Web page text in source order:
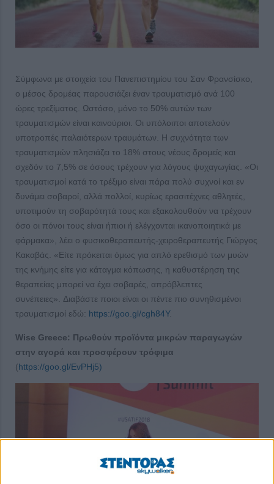
Σύμφωνα με στοιχεία του Πανεπιστημίου του Σαν Φρανσίσκο,
ο μέσος δρομέας παρουσιάζει έναν τραυματισμό ανά 100
ώρες τρεξίματος. Ωστόσο, μόνο το 50% αυτών των
τραυματισμών είναι καινούριοι. Οι υπόλοιποι αποτελούν
υποτροπές παλαιότερων τραυμάτων. Η συχνότητα των
τραυματισμών πλησιάζει το 18% στους νέους δρομείς και
σχεδόν το 7,5% σε όσους τρέχουν για λόγους ψυχαγωγίας. «Οι
τραυματισμοί κατά το τρέξιμο είναι πάρα πολύ συχνοί και εν
δυνάμει σοβαροί, αλλά πολλοί, κυρίως ερασιτέχνες αθλητές,
υποτιμούν τη σοβαρότητά τους και εξακολουθούν να τρέχουν
όσο οι πόνοι τους είναι ήπιοι ή ελέγχονται ικανοποιητικά με
φάρμακα», λέει ο φυσικοθεραπευτής-χειροθεραπευτής Γιώργος
Κακαβάς. «Είτε πρόκειται όμως για απλό ερεθισμό των μυών
της κνήμης είτε για κάταγμα κόπωσης, η καθυστέρηση της
θεραπείας μπορεί να έχει σοβαρές, απρόβλεπτες
συνέπειες». Διαβάστε ποιοι είναι οι πέντε πιο συνηθισμένοι
τραυματισμοί εδώ: https://goo.gl/cgh84Y.
Wise Greece: Πρωθούν προϊόντα μικρών παραγωγών
στην αγορά και προσφέρουν τρόφιμα
(https://goo.gl/EvPHj5)